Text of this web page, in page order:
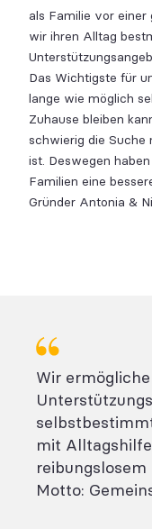
als Familie vor einer
wir ihren Alltag
Das Wichtigste für
lange wie möglich
Zuhause bleiben
schwierig die Suche
ist. Deswegen
Familien eine
Gründer Antonia &
Wir
mit
Motto: